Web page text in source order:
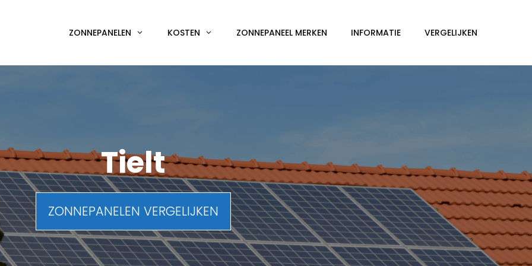
ZONNEPANELEN KOSTEN ZONNEPANEEL MERKEN INFORMATIE VERGELIJKEN
Tielt
ZONNEPANELEN VERGELIJKEN